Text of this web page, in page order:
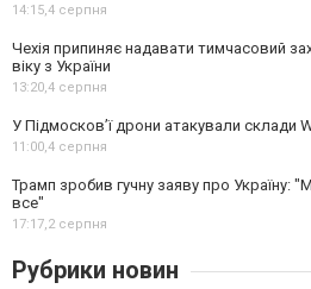
14:15,4 серпня
Чехія припиняє надавати тимчасовий
віку з України
13:20,4 серпня
У Підмосков’ї дрони атакували склади
11:00,4 серпня
Трамп зробив гучну заяву про Україну:
все"
17:17,2 серпня
Рубрики новин